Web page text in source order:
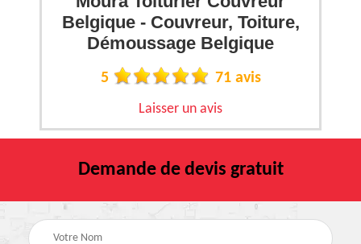
Belgique - Couvreur, Toiture,
Démoussage Belgique
5 71 avis
Laisser un avis
Demande de devis gratuit